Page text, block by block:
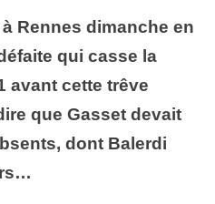
à Rennes dimanche en
qui casse la
avant cette trêve
que Gasset devait
dont Balerdi